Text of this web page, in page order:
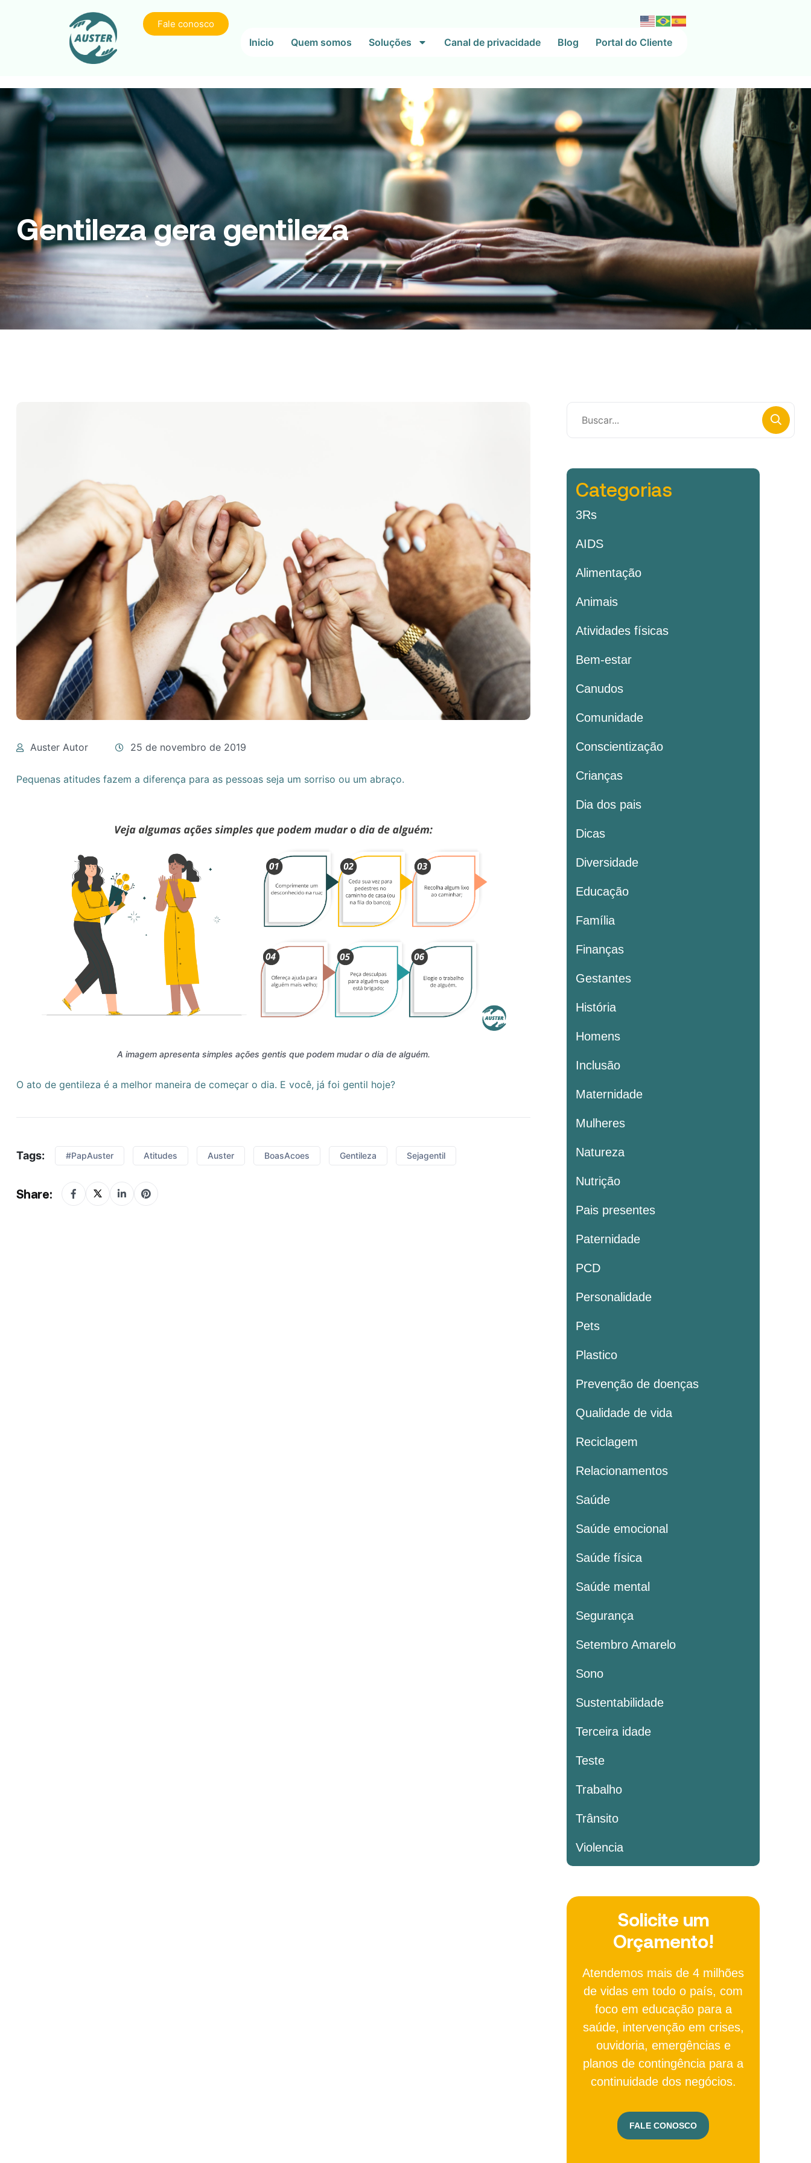
Fale conosco
Inicio Quem somos Soluções Canal de privacidade Blog Portal do Cliente
Gentileza gera gentileza
Auster Autor 25 de novembro de 2019
Pequenas atitudes fazem a diferença para as pessoas seja um sorriso ou um abraço.
A imagem apresenta simples ações gentis que podem mudar o dia de alguém.
O ato de gentileza é a melhor maneira de começar o dia. E você, já foi gentil hoje?
Tags: #PapAuster Atitudes Auster BoasAcoes Gentileza Sejagentil
Share:
Categorias
3Rs
AIDS
Alimentação
Animais
Atividades físicas
Bem-estar
Canudos
Comunidade
Conscientização
Crianças
Dia dos pais
Dicas
Diversidade
Educação
Família
Finanças
Gestantes
História
Homens
Inclusão
Maternidade
Mulheres
Natureza
Nutrição
Pais presentes
Paternidade
PCD
Personalidade
Pets
Plastico
Prevenção de doenças
Qualidade de vida
Reciclagem
Relacionamentos
Saúde
Saúde emocional
Saúde física
Saúde mental
Segurança
Setembro Amarelo
Sono
Sustentabilidade
Terceira idade
Teste
Trabalho
Trânsito
Violencia
Solicite um
Orçamento!
Atendemos mais de 4 milhões
de vidas em todo o país, com
foco em educação para a
saúde, intervenção em crises,
ouvidoria, emergências e
planos de contingência para a
continuidade dos negócios.
FALE CONOSCO